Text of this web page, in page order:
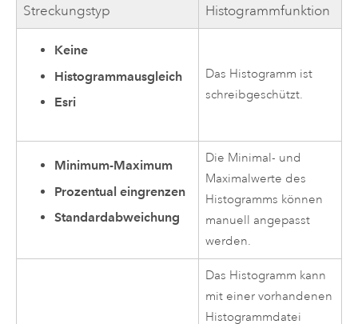
Streckungstyp Histogrammfunktion
Keine
Histogrammausgleich
Esri
Das Histogramm ist
schreibgeschützt.
Minimum-Maximum
Prozentual eingrenzen
Standardabweichung
Die Minimal- und
Maximalwerte des
Histogramms können
manuell angepasst
werden.
Das Histogramm kann
mit einer vorhandenen
Histogrammdatei